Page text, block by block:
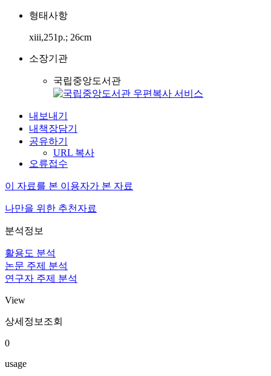
형태사항
xiii,251p.; 26cm
소장기관
국립중앙도서관
내보내기
내책장담기
공유하기
URL 복사
오류접수
이 자료를 본 이용자가 본 자료
나만을 위한 추천자료
분석정보
활용도 분석
논문 주제 분석
연구자 주제 분석
View
상세정보조회
0
usage